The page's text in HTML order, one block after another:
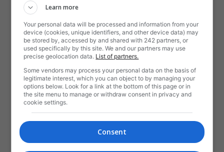
Learn more
Your personal data will be processed and information from your
device (cookies, unique identifiers, and other device data) may
be stored by, accessed by and shared with 242 partners, or
used specifically by this site. We and our partners may use
precise geolocation data. List of partners.
Some vendors may process your personal data on the basis of
legitimate interest, which you can object to by managing your
options below. Look for a link at the bottom of this page or in
the site menu to manage or withdraw consent in privacy and
cookie settings.
Consent